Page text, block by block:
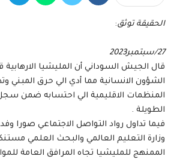
الحقيقة توثق:
27/سبتمبر2023
قال الجيش السوداني أن المليشيا
الشؤون الانسانية مما أدي الي حرق المبني
المنظمات الاقليمية الي احتسابه ضمن سجل
الطويلة .
فيما تداول رواد التواصل الاجتماعي صورا
وزارة التعليم العالمي والبحث العلمي
الممنهج للمليشيا تجاه المرافق العامة